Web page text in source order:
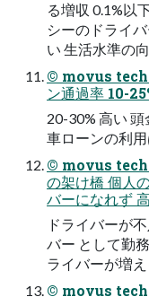
る増収 0.1%以
シーのドライ
い ⽣活⽔準の
© movus
ン通過率 10-
20-30% ⾼い
⾞ローンの利
© movus
の架け橋 個⼈
バーになれず
ドライバーが
バー として勤
ライバーが増
© movus